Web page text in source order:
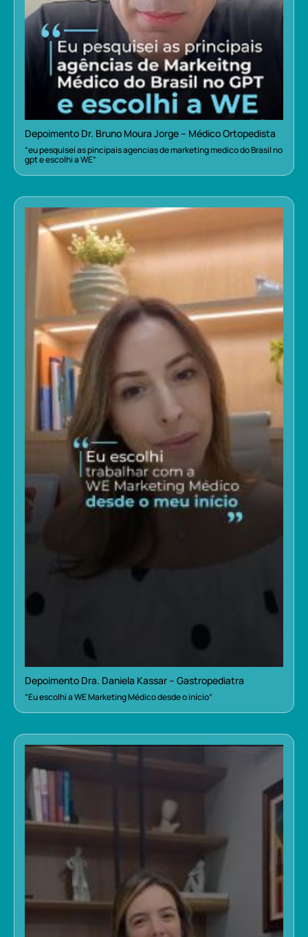
Depoimento Dr. Bruno Moura Jorge – Médico Ortopedista
“eu pesquisei as pincipais agencias de marketing medico do Brasil no
gpt e escolhi a WE”
Depoimento Dra. Daniela Kassar – Gastropediatra
“Eu escolhi a WE Marketing Médico desde o início”